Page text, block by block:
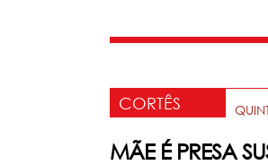
CORTÊS
MÃE É PRESA